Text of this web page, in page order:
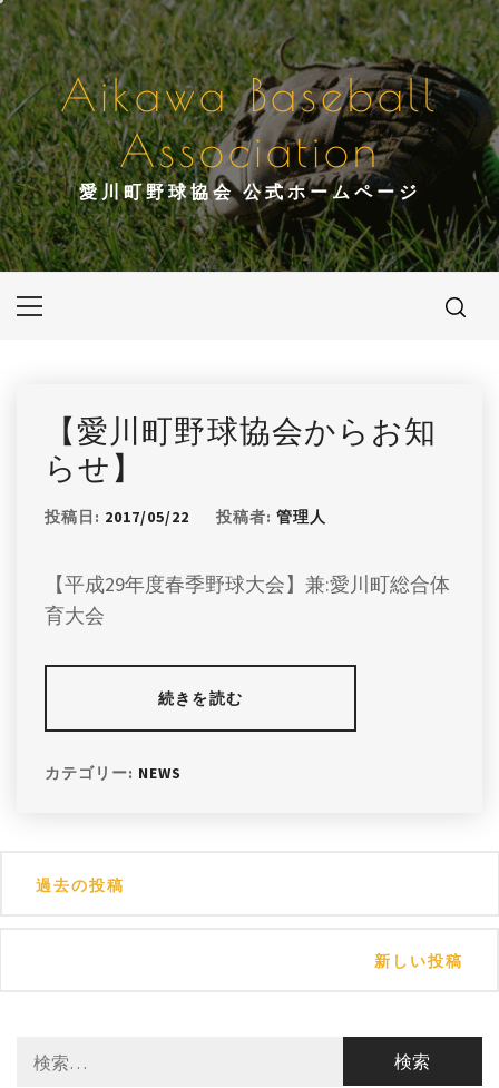
コ
ン
テ
ン
ツ
へ
ス
キ
ッ
プ
Aikawa Baseball
Association
愛川町野球協会 公式ホームページ
メ
【愛川町野球協会からお知
らせ】
投稿日: 2017/05/22 投稿者: 管理人
【平成29年度春季野球大会】兼:愛川町総合体
育大会
続きを読む
カテゴリー: NEWS
過去の投稿
新しい投稿
索: